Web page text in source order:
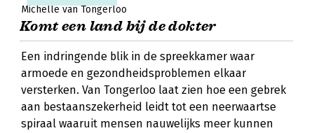
Michelle van Tongerloo
Komt een land bij de dokter
Een indringende blik in de spreekkamer waar
armoede en gezondheidsproblemen elkaar
versterken. Van Tongerloo laat zien hoe een gebrek
aan bestaanszekerheid leidt tot een neerwaartse
spiraal waaruit mensen nauwelijks meer kunnen